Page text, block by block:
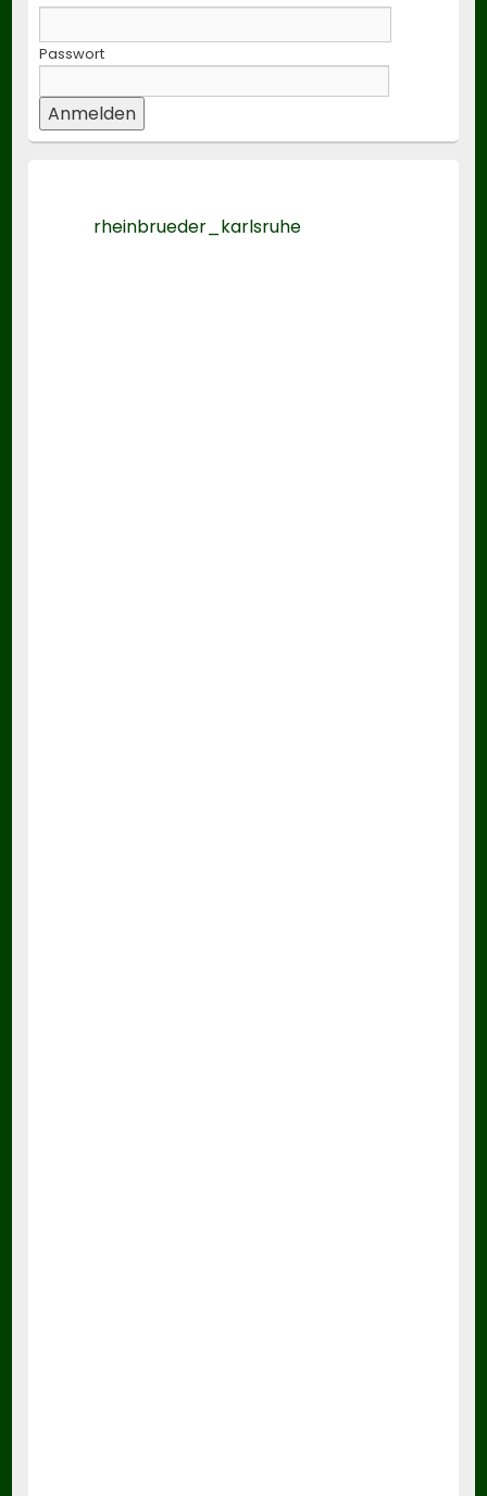
Passwort
rheinbrueder_karlsruhe